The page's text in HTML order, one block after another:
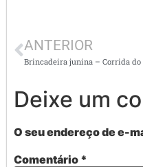
ANTERIOR
Brincadeira junina – Corrida
Deixe um
O seu endereço de e-
Comentário *